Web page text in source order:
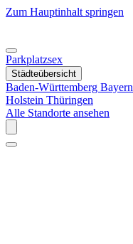
Zum Hauptinhalt springen
Parkplatzsex
Städteübersicht
Baden-Württemberg Bayern
Holstein Thüringen
Alle Standorte ansehen